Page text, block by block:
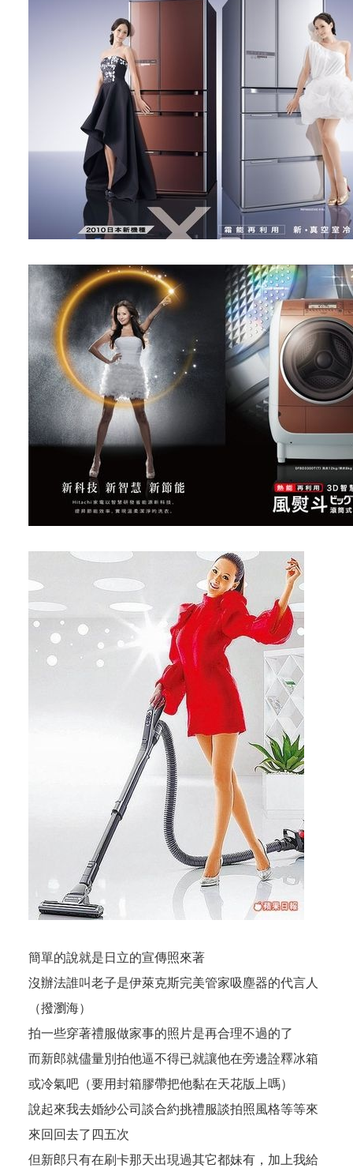
簡單的說就是日立的宣傳照來著
沒辦法誰叫老子是伊萊克斯完美管家吸塵器的代言人
（撥瀏海）
拍一些穿著禮服做家事的照片是再合理不過的了
而新郎就儘量別拍他逼不得已就讓他在旁邊詮釋冰箱
或冷氣吧（要用封箱膠帶把他黏在天花版上嗎）
說起來我去婚紗公司談合約挑禮服談拍照風格等等來
來回回去了四五次
但新郎只有在刷卡那天出現過其它都妹有，加上我給